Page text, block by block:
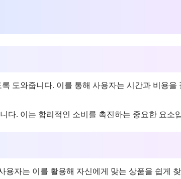
도와줍니다. 이를 통해 사용자는 시간과 비용을
다. 이는 합리적인 소비를 촉진하는 중요한 요소
용자는 이를 활용해 자신에게 맞는 상품을 쉽게